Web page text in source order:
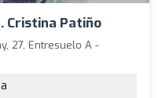
Cristina Patiño
27, Entresuelo A -